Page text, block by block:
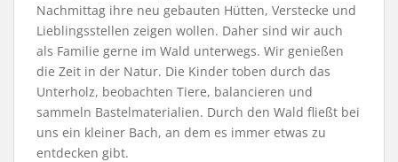
Nachmittag ihre neu gebauten Hütten, Verstecke und
Lieblingsstellen zeigen wollen. Daher sind wir auch
als Familie gerne im Wald unterwegs. Wir genießen
die Zeit in der Natur. Die Kinder toben durch das
Unterholz, beobachten Tiere, balancieren und
sammeln Bastelmaterialien. Durch den Wald fließt bei
uns ein kleiner Bach, an dem es immer etwas zu
entdecken gibt.